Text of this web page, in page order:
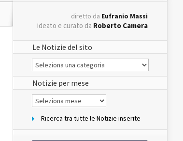
diretto da Eufranio Massi
ideato e curato da Roberto Camera
Le Notizie del sito
Le
Notizie
del
sito
Notizie per mese
Notizie
per
Ricerca tra tutte le Notizie inserite